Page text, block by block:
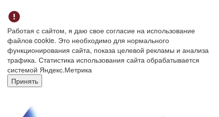
Работая с сайтом, я даю свое согласие на использование
файлов cookie. Это необходимо для нормального
функционирования сайта, показа целевой рекламы и анализа
трафика. Статистика использования сайта обрабатывается
системой Яндекс.Метрика
Принять